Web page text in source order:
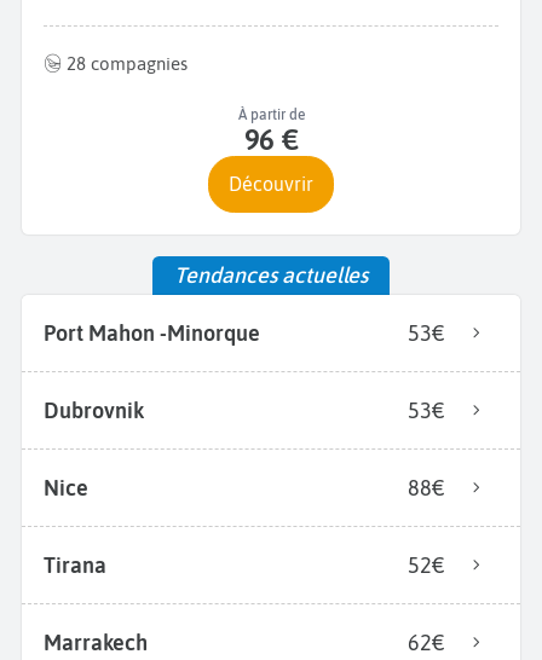
28 compagnies
À partir de
96 €
Découvrir
Tendances actuelles
Port Mahon -Minorque 53€
Dubrovnik 53€
Nice 88€
Tirana 52€
Marrakech 62€